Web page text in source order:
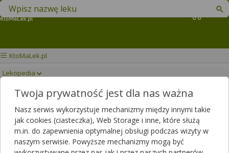
Koszyk
Znajdź lek w swojej okolicy
KtoMaLek.pl
Lekopedia
XETANOR Drukuj/Zapisz
Twoja prywatność jest dla nas ważna
Nasz serwis wykorzystuje mechanizmy między innymi takie
jak cookies (ciasteczka), Web Storage i inne, które służą
m.in. do zapewnienia optymalnej obsługi podczas wizyty w
naszym serwisie. Powyższe mechanizmy mogą być